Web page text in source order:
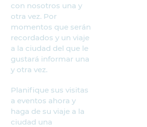
con nosotros una y
otra vez. Por
momentos que serán
recordados y un viaje
a la ciudad del que le
gustará informar una
y otra vez.
Planifique sus visitas
a eventos ahora y
haga de su viaje a la
ciudad una